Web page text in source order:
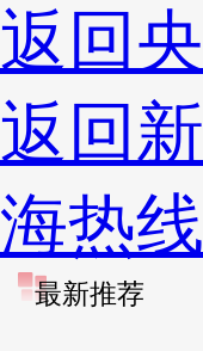
返回
返回
海热线
最新推荐